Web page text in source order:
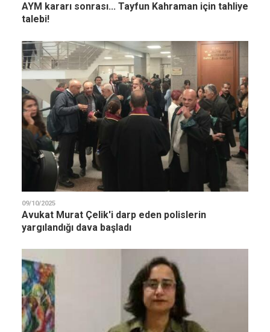
AYM kararı sonrası... Tayfun Kahraman için tahliye
talebi!
09/10/2025
Avukat Murat Çelik'i darp eden polislerin
yargılandığı dava başladı